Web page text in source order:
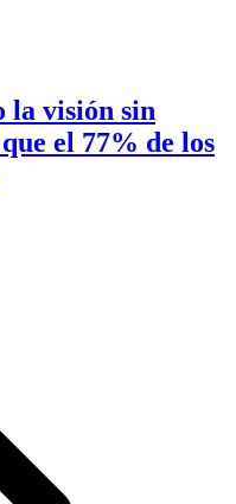
la visión sin
el 77% de los